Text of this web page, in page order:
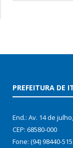
PREFEITURA DE
End.: Av. 14 de
CEP: 68580-000
Fone: (94) 98440-